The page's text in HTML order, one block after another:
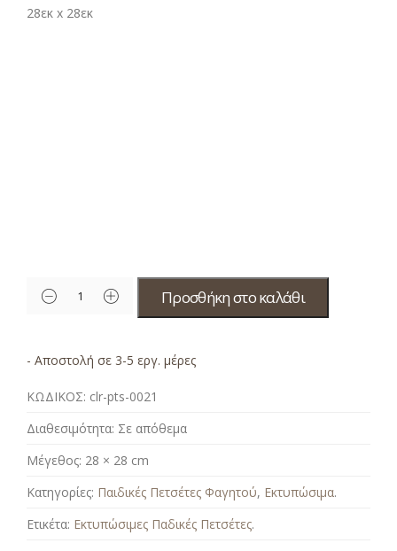
28εκ x 28εκ
Προσθήκη στο καλάθι
- Αποστολή σε 3-5 εργ. μέρες
ΚΩΔΙΚΟΣ: clr-pts-0021
Διαθεσιμότητα: Σε απόθεμα
Μέγεθος: 28 × 28 cm
Κατηγορίες: Παιδικές Πετσέτες Φαγητού, Εκτυπώσιμα.
Ετικέτα: Εκτυπώσιμες Παδικές Πετσέτες.